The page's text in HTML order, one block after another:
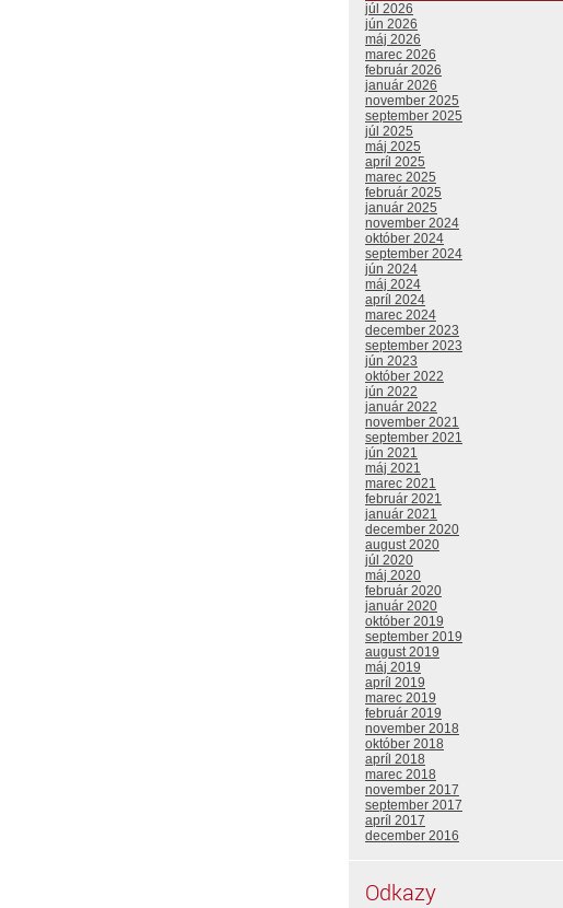
júl 2026
jún 2026
máj 2026
marec 2026
február 2026
január 2026
november 2025
september 2025
júl 2025
máj 2025
apríl 2025
marec 2025
február 2025
január 2025
november 2024
október 2024
september 2024
jún 2024
máj 2024
apríl 2024
marec 2024
december 2023
september 2023
jún 2023
október 2022
jún 2022
január 2022
november 2021
september 2021
jún 2021
máj 2021
marec 2021
február 2021
január 2021
december 2020
august 2020
júl 2020
máj 2020
február 2020
január 2020
október 2019
september 2019
august 2019
máj 2019
apríl 2019
marec 2019
február 2019
november 2018
október 2018
apríl 2018
marec 2018
november 2017
september 2017
apríl 2017
december 2016
Odkazy